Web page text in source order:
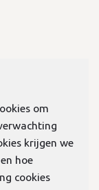
om
krijgen we
hoe
cookies